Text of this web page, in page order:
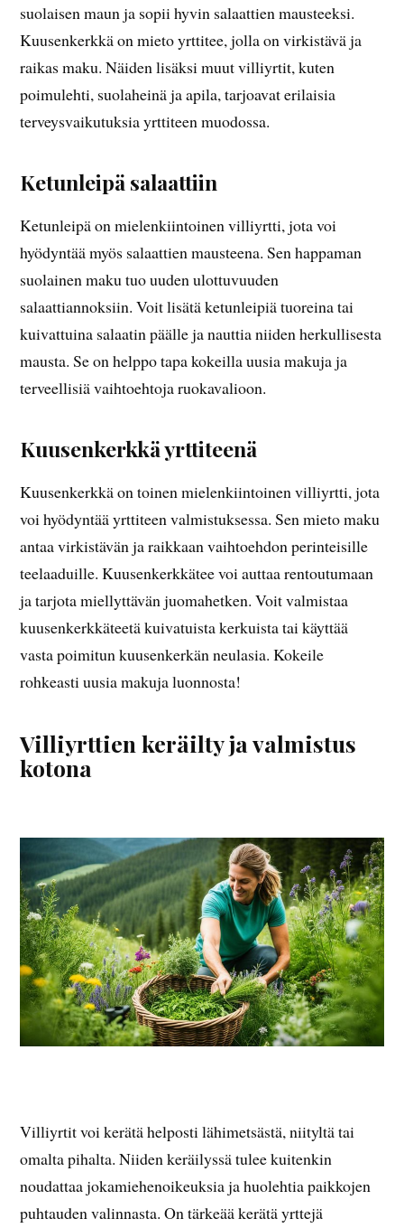
suolaisen maun ja sopii hyvin salaattien mausteeksi.
Kuusenkerkkä on mieto yrttitee, jolla on virkistävä ja
raikas maku. Näiden lisäksi muut villiyrtit, kuten
poimulehti, suolaheinä ja apila, tarjoavat erilaisia
terveysvaikutuksia yrttiteen muodossa.
Ketunleipä salaattiin
Ketunleipä on mielenkiintoinen villiyrtti, jota voi
hyödyntää myös salaattien mausteena. Sen happaman
suolainen maku tuo uuden ulottuvuuden
salaattiannoksiin. Voit lisätä ketunleipiä tuoreina tai
kuivattuina salaatin päälle ja nauttia niiden herkullisesta
mausta. Se on helppo tapa kokeilla uusia makuja ja
terveellisiä vaihtoehtoja ruokavalioon.
Kuusenkerkkä yrttiteenä
Kuusenkerkkä on toinen mielenkiintoinen villiyrtti, jota
voi hyödyntää yrttiteen valmistuksessa. Sen mieto maku
antaa virkistävän ja raikkaan vaihtoehdon perinteisille
teelaaduille. Kuusenkerkkätee voi auttaa rentoutumaan
ja tarjota miellyttävän juomahetken. Voit valmistaa
kuusenkerkkäteetä kuivatuista kerkuista tai käyttää
vasta poimitun kuusenkerkän neulasia. Kokeile
rohkeasti uusia makuja luonnosta!
Villiyrttien keräilty ja valmistus
kotona
Villiyrtit voi kerätä helposti lähimetsästä, niityltä tai
omalta pihalta. Niiden keräilyssä tulee kuitenkin
noudattaa jokamiehenoikeuksia ja huolehtia paikkojen
puhtauden valinnasta. On tärkeää kerätä yrttejä